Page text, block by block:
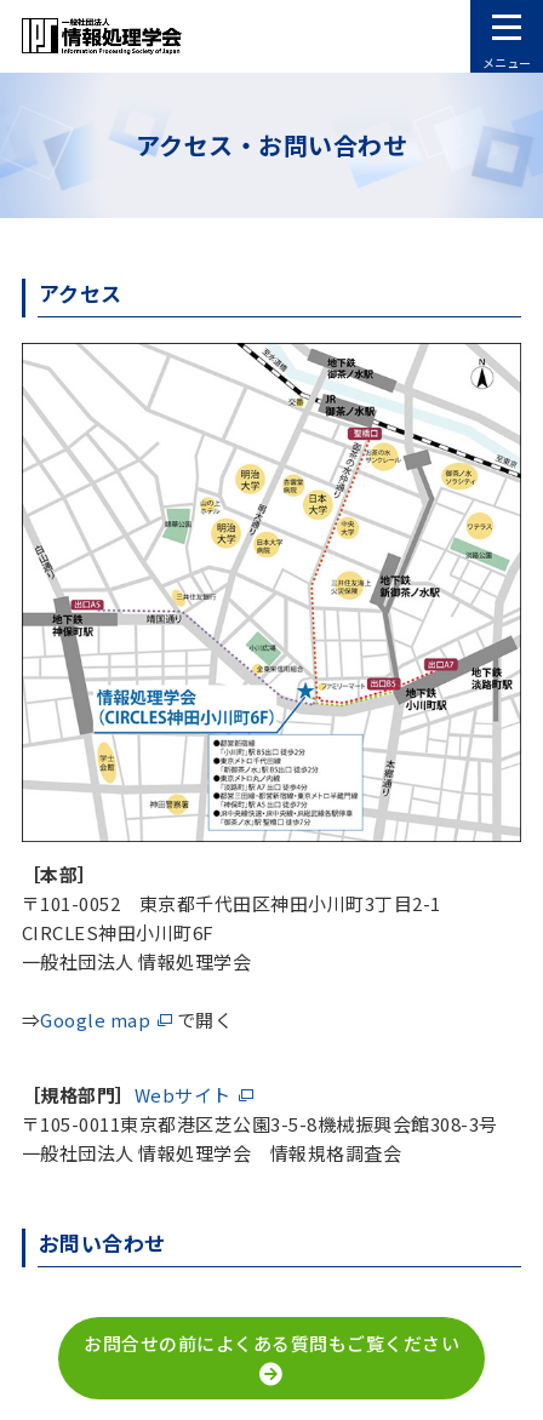
メニュー
アクセス・お問い合わせ
アクセス
［本部］
〒101-0052 東京都千代田区神田小川町3丁目2-1
CIRCLES神田小川町6F
一般社団法人 情報処理学会
⇒Google map で開く
［規格部門］ Webサイト
〒105-0011東京都港区芝公園3-5-8機械振興会館308-3号
一般社団法人 情報処理学会 情報規格調査会
お問い合わせ
お問合せの前によくある質問もご覧ください